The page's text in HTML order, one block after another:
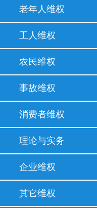
老年人维权
工人维权
农民维权
事故维权
消费者维权
理论与实务
企业维权
其它维权